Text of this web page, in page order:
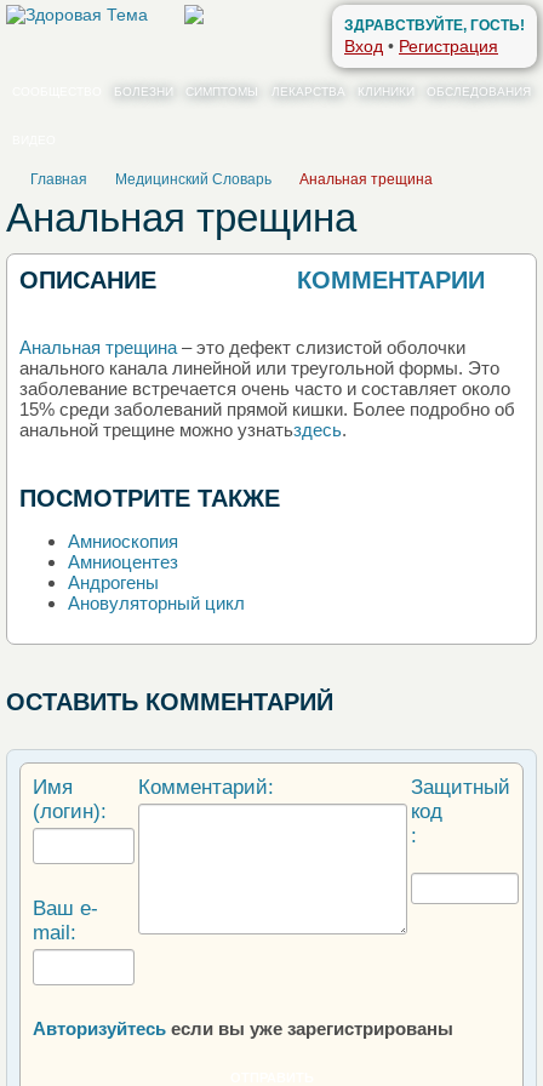
ЗДРАВСТВУЙТЕ, ГОСТЬ!
Вход • Регистрация
БОЛЕЗНИ СИМПТОМЫ ЛЕКАРСТВА КЛИНИКИ ОБСЛЕДОВАНИЯ
Главная Медицинский Словарь Анальная трещина
Анальная трещина
КОММЕНТАРИИ
ОПИСАНИЕ
Анальная трещина – это дефект слизистой оболочки
анального канала линейной или треугольной формы. Это
заболевание встречается очень часто и составляет около
15% среди заболеваний прямой кишки. Более подробно об
анальной трещине можно узнатьздесь.
ПОСМОТРИТЕ ТАКЖЕ
Амниоскопия
Амниоцентез
Андрогены
Ановуляторный цикл
ОСТАВИТЬ КОММЕНТАРИЙ
Имя
(логин):
Ваш e-
mail:
Комментарий:
Защитный
код
:
Авторизуйтесь если вы уже зарегистрированы